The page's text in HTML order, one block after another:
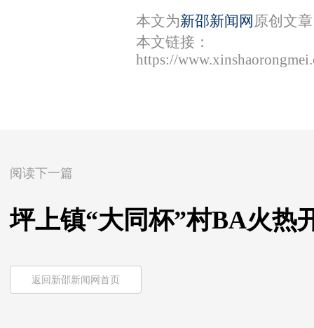
本文为新邵新闻网 原创文
本文链接：
https://
阅读下一篇
坪上镇“大同杯”村BA火热
返回新邵新闻网首页